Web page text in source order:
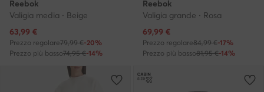
Reebok
Valigia media · Beige
Prezzo attuale
63,99 €
Prezzo regolare79,99 €-20%
Prezzo più basso74,95 €-14%
Reebok
Valigia grande · Rosa
Prezzo attuale
69,99 €
Prezzo regolare84,99 €-17%
Prezzo più basso81,95 €-14%